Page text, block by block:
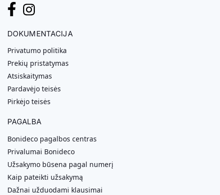
DOKUMENTACIJA
Privatumo politika
Prekių pristatymas
Atsiskaitymas
Pardavėjo teisės
Pirkėjo teisės
PAGALBA
Bonideco pagalbos centras
Privalumai Bonideco
Užsakymo būsena pagal numerį
Kaip pateikti užsakymą
Dažnai užduodami klausimai